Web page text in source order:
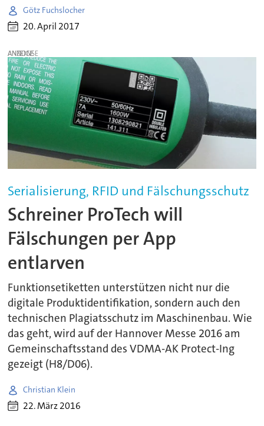
Götz Fuchslocher
20. April 2017
ANZEIGE
Serialisierung, RFID und Fälschungsschutz
Schreiner ProTech will
Fälschungen per App
entlarven
Funktionsetiketten unterstützen nicht nur die
digitale Produktidentifikation, sondern auch den
technischen Plagiatsschutz im Maschinenbau. Wie
das geht, wird auf der Hannover Messe 2016 am
Gemeinschaftsstand des VDMA-AK Protect-Ing
gezeigt (H8/D06).
Christian Klein
22. März 2016